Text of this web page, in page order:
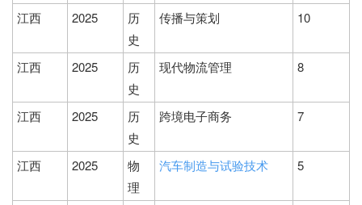
江西 2025
历
史
传播与策划 10
江西 2025
历
史
现代物流管理 8
江西 2025
历
史
跨境电子商务 7
江西 2025
物
理
汽车制造与试验技术 5